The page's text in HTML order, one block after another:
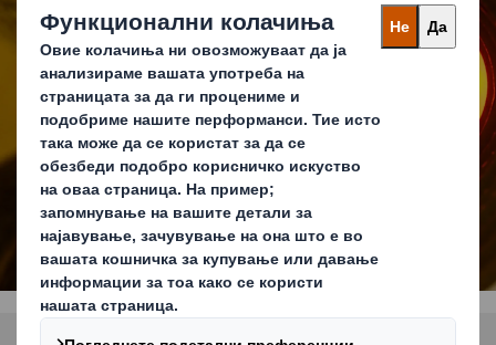
Нашите приказни
ДОЗНАЈТЕ ПОВЕЌЕ